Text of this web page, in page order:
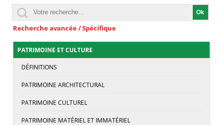
Recherche avancée / Spécifique
PATRIMOINE ET CULTURE
DÉFINITIONS
PATRIMOINE ARCHITECTURAL
PATRIMOINE CULTUREL
PATRIMOINE MATÉRIEL ET IMMATÉRIEL